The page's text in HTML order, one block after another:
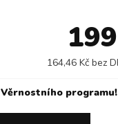
164,46 Kč bez
Věrnostního programu!